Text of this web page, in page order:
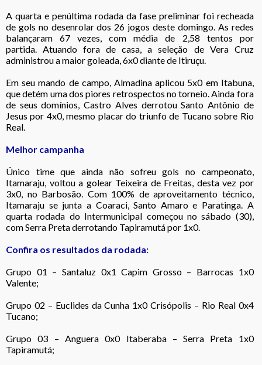
A quarta e penúltima rodada da fase preliminar foi recheada
de gols no desenrolar dos 26 jogos deste domingo. As redes
balançaram 67 vezes, com média de 2,58 tentos por
partida. Atuando fora de casa, a seleção de Vera Cruz
administrou a maior goleada, 6x0 diante de Itiruçu.
Em seu mando de campo, Almadina aplicou 5x0 em Itabuna,
que detém uma dos piores retrospectos no torneio. Ainda fora
de seus domínios, Castro Alves derrotou Santo Antônio de
Jesus por 4x0, mesmo placar do triunfo de Tucano sobre Rio
Real.
Melhor campanha
Único time que ainda não sofreu gols no campeonato,
Itamaraju, voltou a golear Teixeira de Freitas, desta vez por
3x0, no Barbosão. Com 100% de aproveitamento técnico,
Itamaraju se junta a Coaraci, Santo Amaro e Paratinga. A
quarta rodada do Intermunicipal começou no sábado (30),
com Serra Preta derrotando Tapiramutá por 1x0.
Confira os resultados da rodada:
Grupo 01 – Santaluz 0x1 Capim Grosso – Barrocas 1x0
Valente;
Grupo 02 – Euclides da Cunha 1x0 Crisópolis – Rio Real 0x4
Tucano;
Grupo 03 – Anguera 0x0 Itaberaba – Serra Preta 1x0
Tapiramutá;